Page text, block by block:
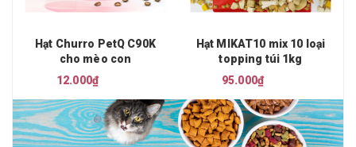
Hạt Churro PetQ C90K
cho mèo con
12.000₫
Hạt MIKAT10 mix 10 loại
topping túi 1kg
95.000₫